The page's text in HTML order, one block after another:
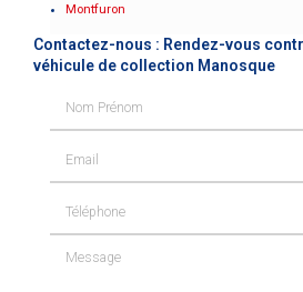
Montfuron
Contactez-nous : Rendez-vous
véhicule de collection Manosque
Message